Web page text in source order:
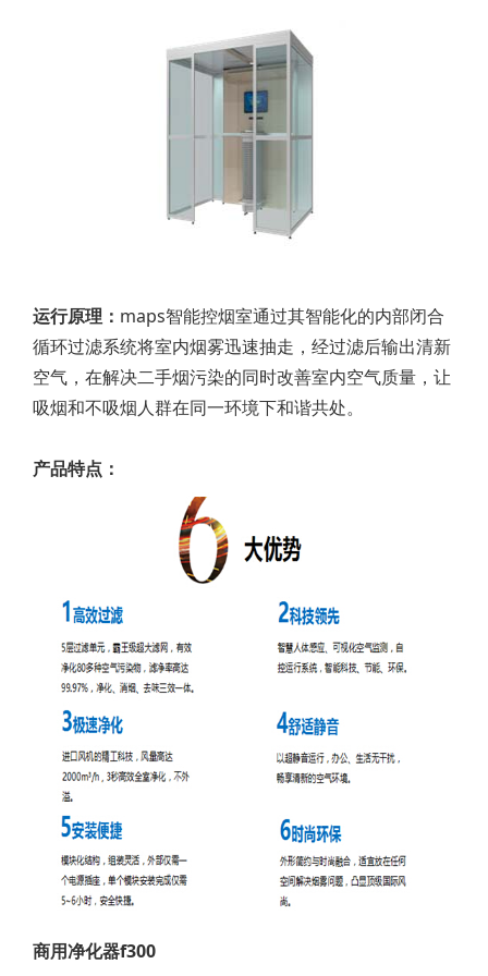
运行原理： maps智能控烟室通过其智能化的内部闭合
循环过滤系统将室内烟雾迅速抽走，经过滤后输出清新
空气，在解决二手烟污染的同时改善室内空气质量，让
吸烟和不吸烟人群在同一环境下和谐共处。
产品特点：
商用净化器f300